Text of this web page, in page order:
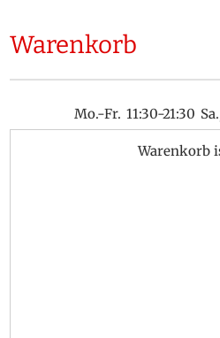
Warenkorb
Mo.-Fr. 11:30-21:30
Warenkorb